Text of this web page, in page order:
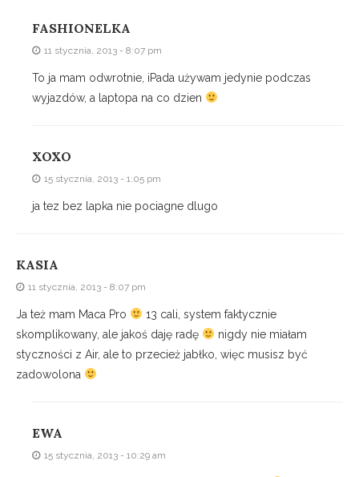
FASHIONELKA
11 stycznia, 2013 - 8:07 pm
To ja mam odwrotnie, iPada używam jedynie podczas
wyjazdów, a laptopa na co dzien
XOXO
15 stycznia, 2013 - 1:05 pm
ja tez bez lapka nie pociagne dlugo
KASIA
11 stycznia, 2013 - 8:07 pm
Ja też mam Maca Pro
13 cali, system faktycznie
skomplikowany, ale jakoś daję radę
nigdy nie miałam
styczności z Air, ale to przecież jabłko, więc musisz być
zadowolona
EWA
15 stycznia, 2013 - 10:29 am